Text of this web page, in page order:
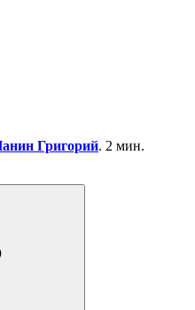
Григорий. 2 мин.